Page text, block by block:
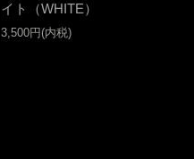
イト（WHITE）
3,500円(内税)